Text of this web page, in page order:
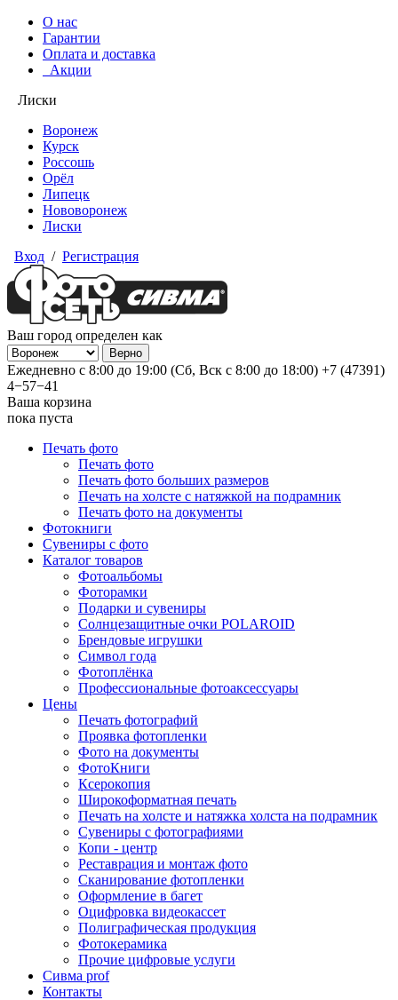
О нас
Гарантии
Оплата и доставка
Акции
Лиски
Воронеж
Курск
Россошь
Орёл
Липецк
Нововоронеж
Лиски
Вход / Регистрация
Ваш город определен как
Ежедневно с 8:00 до 19:00 (Сб, Вск с 8:00 до 18:00) +7 (47391)
4−57−41
Ваша корзина
пока пуста
Печать фото
Печать фото
Печать фото больших размеров
Печать на холсте с натяжкой на подрамник
Печать фото на документы
Фотокниги
Сувениры с фото
Каталог товаров
Фотоальбомы
Фоторамки
Подарки и сувениры
Солнцезащитные очки POLAROID
Брендовые игрушки
Символ года
Фотоплёнка
Профессиональные фотоаксессуары
Цены
Печать фотографий
Проявка фотопленки
Фото на документы
ФотоКниги
Ксерокопия
Широкоформатная печать
Печать на холсте и натяжка холста на подрамник
Сувениры с фотографиями
Копи - центр
Реставрация и монтаж фото
Сканирование фотопленки
Оформление в багет
Оцифровка видеокассет
Полиграфическая продукция
Фотокерамика
Прочие цифровые услуги
Сивма prof
Контакты